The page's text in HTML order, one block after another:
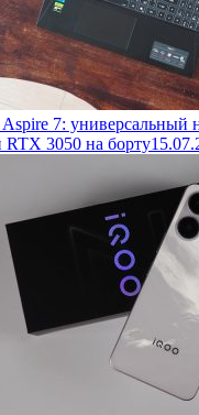
7: универсальный
RTX 3050 на борту